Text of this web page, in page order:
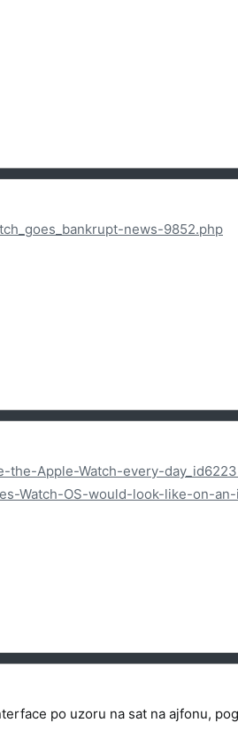
news-9852.php
the-Apple-Watch-every-
Watch-OS-would-look-like-on-
po uzoru na sat na ajfonu,